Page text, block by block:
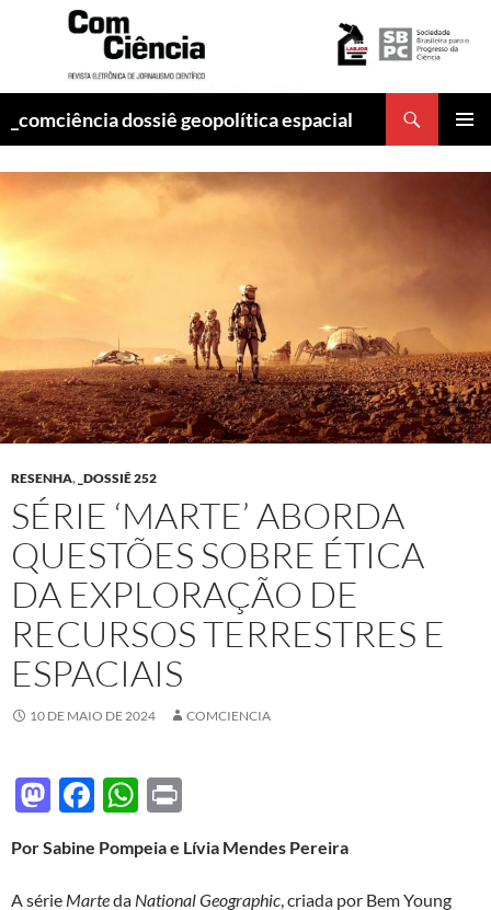
_comciência dossiê geopolítica espacial
RESENHA, _DOSSIÊ 252
SÉRIE ‘MARTE’ ABORDA
QUESTÕES SOBRE ÉTICA
DA EXPLORAÇÃO DE
RECURSOS TERRESTRES E
ESPACIAIS
10 DE MAIO DE 2024 COMCIENCIA
M
to
d
F
e
b
W
at
s
nt
Por Sabine Pompeia e Lívia Mendes Pereira
A série Marteda National Geographic, criada por Bem Young